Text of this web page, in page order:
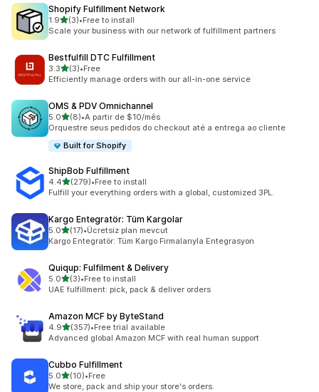
Shopify Fulfillment Network
1.9เต็ม 5 ดาว
(3)
ทั้งหมด 3 รีวิว
•Free to install
Scale your business with our network of fulfillment partners
Bestfulfill DTC Fulfillment
3.3เต็ม 5 ดาว
(3)
ทั้งหมด 3 รีวิว
•Free
Efficiently manage orders with our all-in-one service
OMS & PDV Omnichannel
5.0เต็ม 5 ดาว
(8)
ทั้งหมด 8 รีวิว
•A partir de $10/mês
Orquestre seus pedidos do checkout até a entrega ao cliente
Built for Shopify
ShipBob Fulfillment
4.4เต็ม 5 ดาว
(279)
ทั้งหมด 279 รีวิว
•Free to install
Fulfill your everything orders with a global, customized 3PL.
Kargo Entegratör: Tüm Kargolar
5.0เต็ม 5 ดาว
(17)
ทั้งหมด 17 รีวิว
•Ücretsiz plan mevcut
Kargo Entegratör: Tüm Kargo Firmalarıyla Entegrasyon
Quiqup: Fulfilment & Delivery
5.0เต็ม 5 ดาว
(3)
ทั้งหมด 3 รีวิว
•Free to install
UAE fulfillment: pick, pack & deliver orders
Amazon MCF by ByteStand
4.9เต็ม 5 ดาว
(357)
ทั้งหมด 357 รีวิว
•Free trial available
Advanced global Amazon MCF with real human support
Cubbo Fulfillment
5.0เต็ม 5 ดาว
(10)
ทั้งหมด 10 รีวิว
•Free
We store, pack and ship your store's orders.